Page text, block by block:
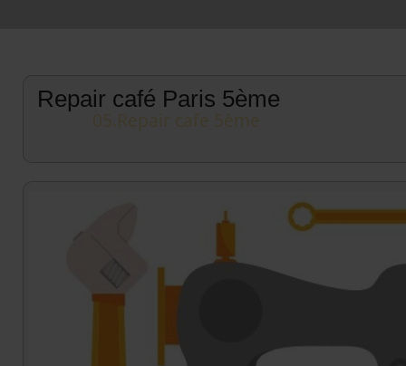
Repair café Paris 5ème